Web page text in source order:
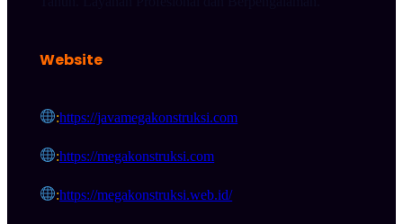
Website
:https://javamegakonstruksi.com
:https://megakonstruksi.com
:https://megakonstruksi.web.id/